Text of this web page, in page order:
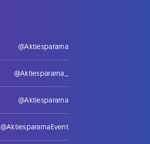
@Aktiespararna
@Aktiespararna_
@Aktiespararna
@AktiespararnaEvent